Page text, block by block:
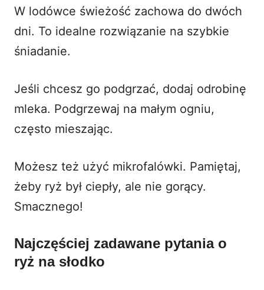
W lodówce świeżość zachowa do dwóch
dni. To idealne rozwiązanie na szybkie
śniadanie.
Jeśli chcesz go podgrzać, dodaj odrobinę
mleka. Podgrzewaj na małym ogniu,
często mieszając.
Możesz też użyć mikrofalówki. Pamiętaj,
żeby ryż był ciepły, ale nie gorący.
Smacznego!
Najczęściej zadawane pytania o
ryż na słodko